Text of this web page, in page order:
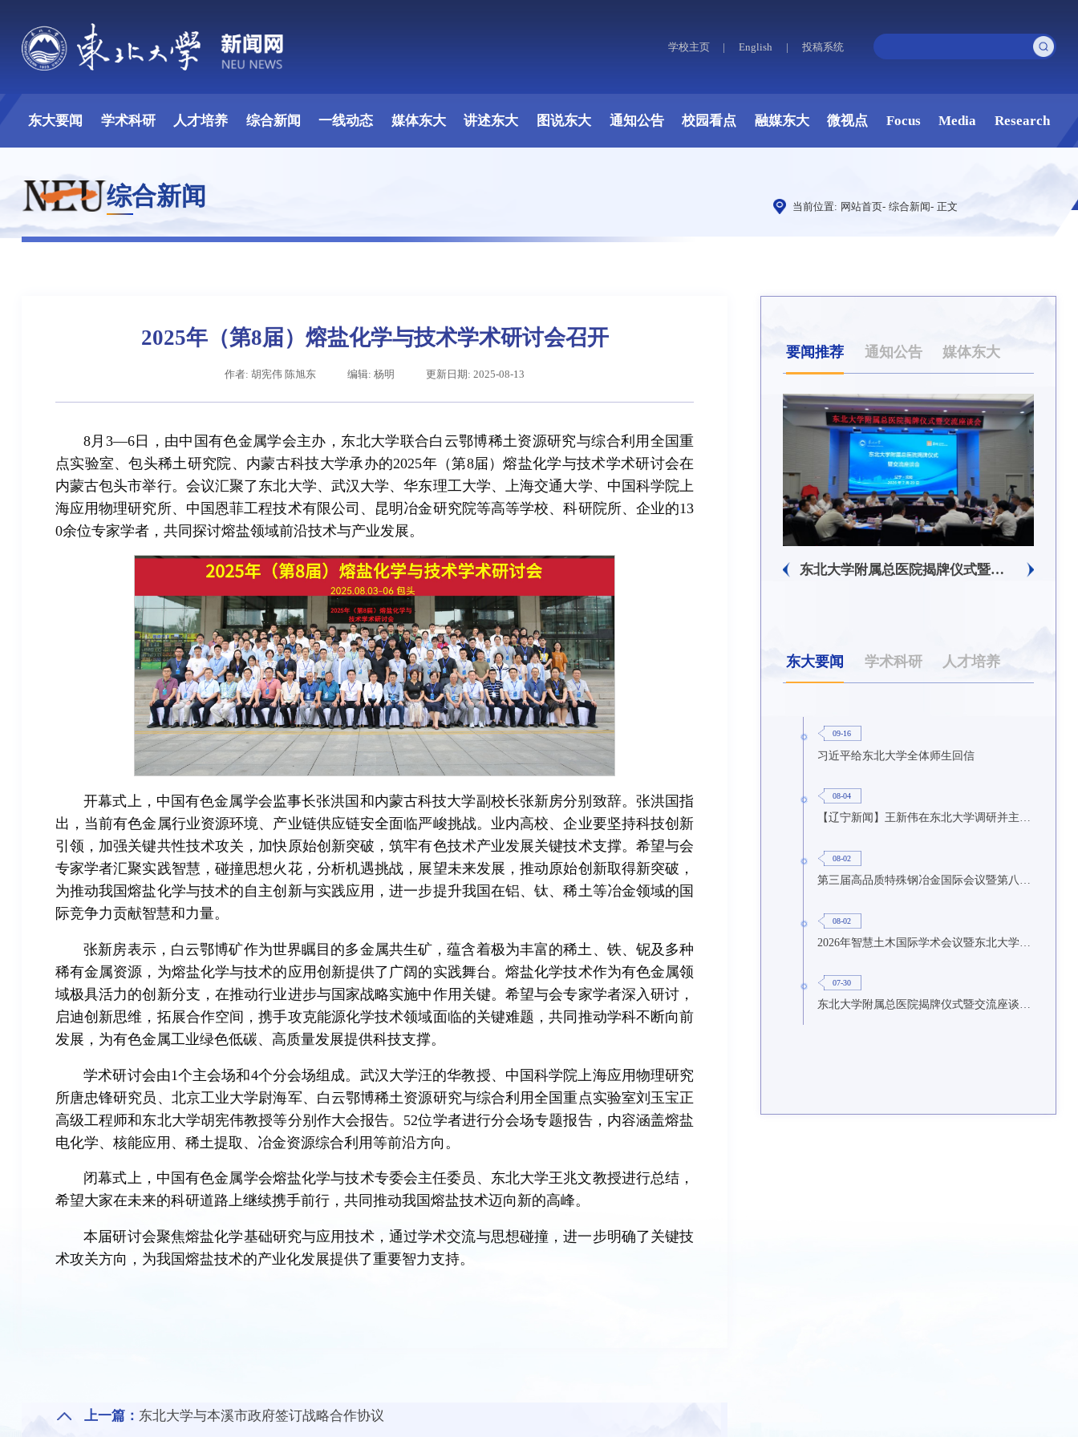
学校主页 | English | 投稿系统
东大要闻 学术科研 人才培养 综合新闻 一线动态 媒体东大 讲述东大 图说东大 通知公告 校园看点 融媒东大 微视点 Focus Media Research
综合新闻 当前位置: 网站首页- 综合新闻- 正文
2025年（第8届）熔盐化学与技术学术研讨会召开
作者: 胡宪伟 陈旭东 编辑: 杨明 更新日期: 2025-08-13
8月3—6日，由中国有色金属学会主办，东北大学联合白云鄂博稀土资源研究与综合利用全国重
点实验室、包头稀土研究院、内蒙古科技大学承办的2025年（第8届）熔盐化学与技术学术研讨会在
内蒙古包头市举行。会议汇聚了东北大学、武汉大学、华东理工大学、上海交通大学、中国科学院上
海应用物理研究所、中国恩菲工程技术有限公司、昆明冶金研究院等高等学校、科研院所、企业的13
0余位专家学者，共同探讨熔盐领域前沿技术与产业发展。
开幕式上，中国有色金属学会监事长张洪国和内蒙古科技大学副校长张新房分别致辞。张洪国指
出，当前有色金属行业资源环境、产业链供应链安全面临严峻挑战。业内高校、企业要坚持科技创新
引领，加强关键共性技术攻关，加快原始创新突破，筑牢有色技术产业发展关键技术支撑。希望与会
专家学者汇聚实践智慧，碰撞思想火花，分析机遇挑战，展望未来发展，推动原始创新取得新突破，
为推动我国熔盐化学与技术的自主创新与实践应用，进一步提升我国在铝、钛、稀土等冶金领域的国
际竞争力贡献智慧和力量。
张新房表示，白云鄂博矿作为世界瞩目的多金属共生矿，蕴含着极为丰富的稀土、铁、铌及多种
稀有金属资源，为熔盐化学与技术的应用创新提供了广阔的实践舞台。熔盐化学技术作为有色金属领
域极具活力的创新分支，在推动行业进步与国家战略实施中作用关键。希望与会专家学者深入研讨，
启迪创新思维，拓展合作空间，携手攻克能源化学技术领域面临的关键难题，共同推动学科不断向前
发展，为有色金属工业绿色低碳、高质量发展提供科技支撑。
学术研讨会由1个主会场和4个分会场组成。武汉大学汪的华教授、中国科学院上海应用物理研究
所唐忠锋研究员、北京工业大学尉海军、白云鄂博稀土资源研究与综合利用全国重点实验室刘玉宝正
高级工程师和东北大学胡宪伟教授等分别作大会报告。52位学者进行分会场专题报告，内容涵盖熔盐
电化学、核能应用、稀土提取、冶金资源综合利用等前沿方向。
闭幕式上，中国有色金属学会熔盐化学与技术专委会主任委员、东北大学王兆文教授进行总结，
希望大家在未来的科研道路上继续携手前行，共同推动我国熔盐技术迈向新的高峰。
本届研讨会聚焦熔盐化学基础研究与应用技术，通过学术交流与思想碰撞，进一步明确了关键技
术攻关方向，为我国熔盐技术的产业化发展提供了重要智力支持。
上一篇： 东北大学与本溪市政府签订战略合作协议
要闻推荐 通知公告 媒体东大
辽宁省卓越工程师培养联合体在东北大学成立 习近平给东北大学全体师生回信 东北大学附属总医院揭牌仪式暨交流座谈会举行
东大要闻 学术科研 人才培养
09-16
习近平给东北大学全体师生回信
08-04
【辽宁新闻】王新伟在东北大学调研并主持召开座谈会
08-02
08-02
07-30
东北大学附属总医院揭牌仪式暨交流座谈会举行